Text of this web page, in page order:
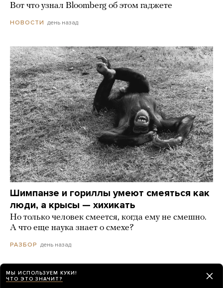
Вот что узнал Bloomberg об этом гаджете
НОВОСТИ день назад
Шимпанзе и гориллы умеют смеяться как
люди, а крысы — хихикать
Но только человек смеется, когда ему не смешно.
А что еще наука знает о смехе?
РАЗБОР день назад
МЫ ИСПОЛЬЗУЕМ КУКИ!
ЧТО ЭТО ЗНАЧИТ?